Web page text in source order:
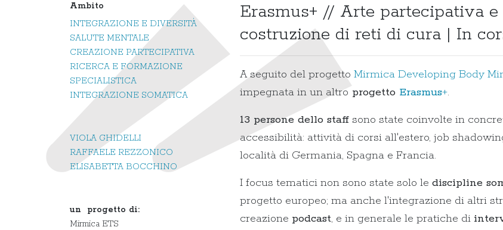
Erasmus+ // Arte partecipativa
costruzione di reti di cura | In
A seguito del progetto Mirmica Developing Body
impegnata in un altro progetto Erasmus+.
13 persone dello staff sono state coinvolte in
accessibilità: attività di corsi all'estero, job
località di Germania, Spagna e Francia.
I focus tematici non sono state solo le discipline
progetto europeo; ma anche l'integrazione di altri
creazione podcast, e in generale le pratiche di
Ambito
INTEGRAZIONE E DIVERSITÀ
SALUTE MENTALE
CREAZIONE PARTECIPATIVA
RICERCA E FORMAZIONE
SPECIALISTICA
INTEGRAZIONE SOMATICA
VIOLA GHIDELLI
RAFFAELE REZZONICO
ELISABETTA BOCCHINO
un progetto di:
Mirmica ETS